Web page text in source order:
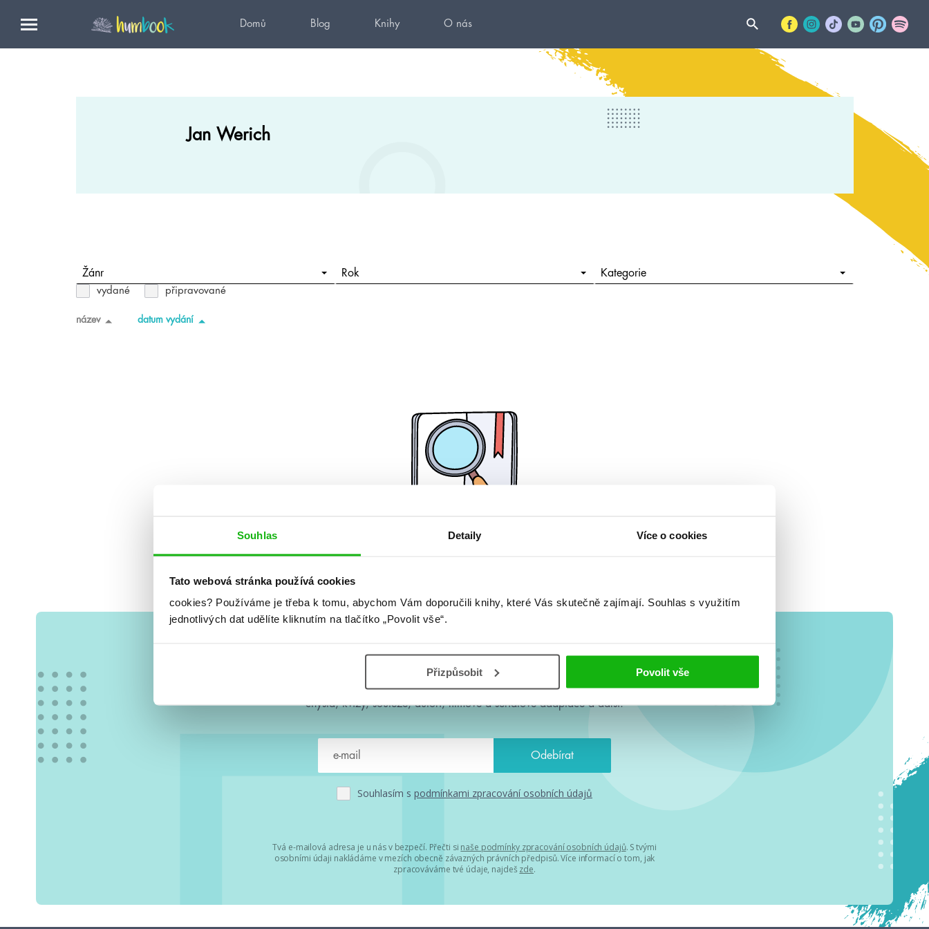
Souhlas Detaily Více o cookies
Tato webová stránka používá cookies
cookies? Používáme je třeba k tomu, abychom Vám doporučili knihy, které Vás skutečně zajímají. Souhlas s využitím
jednotlivých dat udělíte kliknutím na tlačítko „Povolit vše“.
Přizpůsobit Povolit vše
Domů Blog Knihy O nás
Jan Werich
Žánr Rok Kategorie
vydané připravované
název datum vydání
#HumbookNews
Vše kolem #youngadult každý měsíc rovnou do mailu! Nové knihy, co se
chystá, kvízy, soutěže, autoři, filmové a seriálové adaptace a další.
Souhlasím s podmínkami zpracování osobních údajů
Tvá e-mailová adresa je u nás v bezpečí. Přečti si naše podmínky zpracování osobních údajů. S tvými
osobními údaji nakládáme v mezích obecně závazných právních předpisů. Více informací o tom, jak
zpracováváme tvé údaje, najdeš zde.